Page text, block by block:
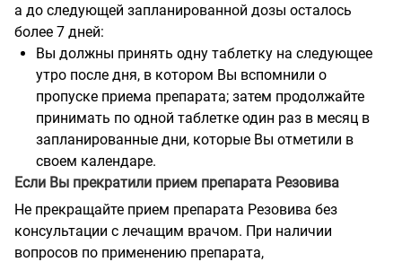
а до следующей запланированной дозы осталось
более 7 дней:
Вы должны принять одну таблетку на следующее
утро после дня, в котором Вы вспомнили о
пропуске приема препарата; затем продолжайте
принимать по одной таблетке один раз в месяц в
запланированные дни, которые Вы отметили в
своем календаре.
Если Вы прекратили прием препарата Резовива
Не прекращайте прием препарата Резовива без
консультации с лечащим врачом. При наличии
вопросов по применению препарата,